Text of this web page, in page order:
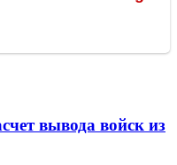
вывода войск из